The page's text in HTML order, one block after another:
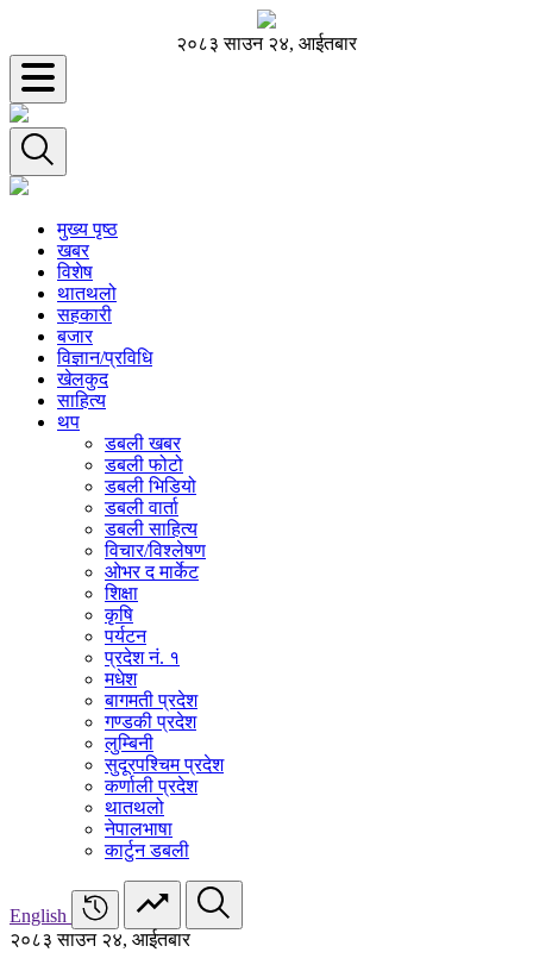
२०८३ साउन २४, आईतबार
मुख्य पृष्ठ
खबर
विशेष
थातथलो
सहकारी
बजार
विज्ञान/प्रविधि
खेलकुद
साहित्य
थप
डबली खबर
डबली फोटो
डबली भिडियो
डबली वार्ता
डबली साहित्य
विचार/विश्‍लेषण
ओभर द मार्केट
शिक्षा
कृषि
पर्यटन
प्रदेश नं. १
मधेश
बागमती प्रदेश
गण्डकी प्रदेश
लुम्बिनी
सुदूरपश्चिम प्रदेश
कर्णाली प्रदेश
थातथलो
नेपालभाषा
कार्टुन डबली
English
२०८३ साउन २४, आईतबार